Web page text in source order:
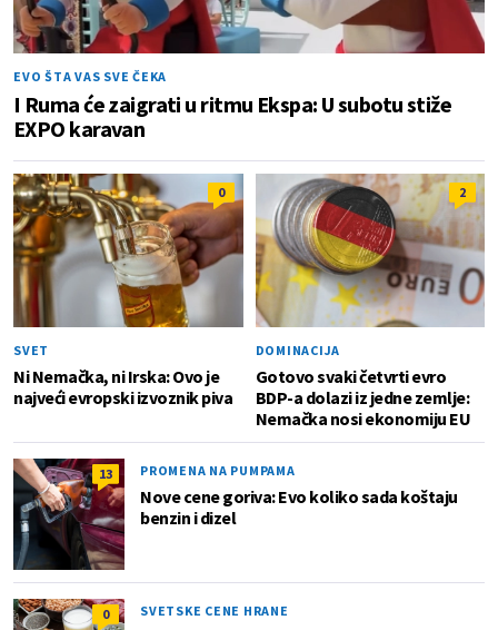
EVO ŠTA VAS SVE ČEKA
I Ruma će zaigrati u ritmu Ekspa: U subotu stiže
EXPO karavan
0
SVET
Ni Nemačka, ni Irska: Ovo je
najveći evropski izvoznik piva
2
DOMINACIJA
Gotovo svaki četvrti evro
BDP-a dolazi iz jedne zemlje:
Nemačka nosi ekonomiju EU
13 PROMENA NA PUMPAMA
Nove cene goriva: Evo koliko sada koštaju
benzin i dizel
0 SVETSKE CENE HRANE